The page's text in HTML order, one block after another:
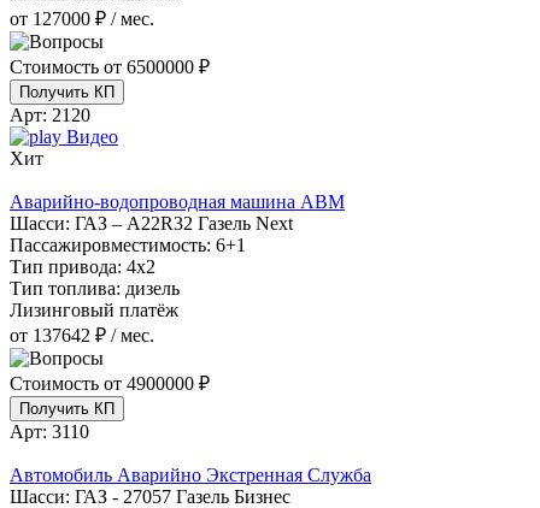
от 127000 ₽ / мес.
Стоимость от 6500000 ₽
Получить КП
Арт: 2120
Видео
Хит
Аварийно-водопроводная машина АВМ
Шасси: ГАЗ – A22R32 Газель Next
Пассажировместимость: 6+1
Тип привода: 4х2
Тип топлива: дизель
Лизинговый платёж
от 137642 ₽ / мес.
Стоимость от 4900000 ₽
Получить КП
Арт: 3110
Автомобиль Аварийно Экстренная Служба
Шасси: ГАЗ - 27057 Газель Бизнес